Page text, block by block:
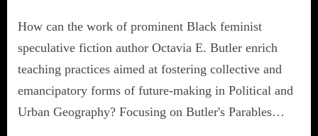
How can the work of prominent Black feminist
speculative fiction author Octavia E. Butler enrich
teaching practices aimed at fostering collective and
emancipatory forms of future-making in Political and
Urban Geography? Focusing on Butler's Parables…